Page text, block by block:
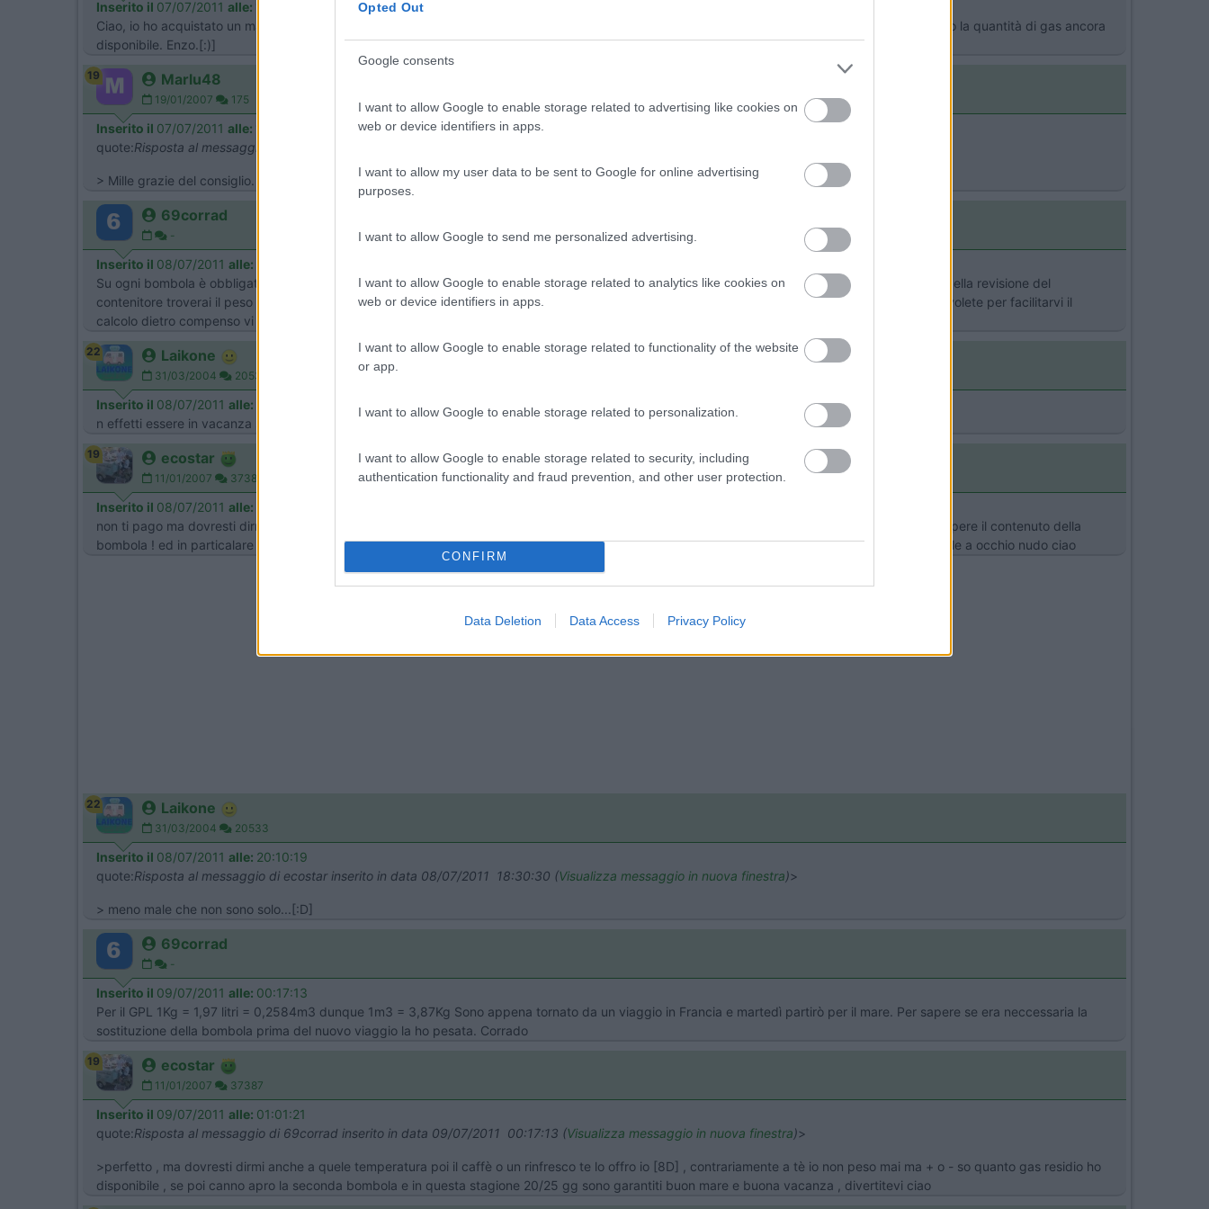
Opted Out
Google consents
I want to allow Google to enable storage related to advertising like cookies on
web or device identifiers in apps.
I want to allow my user data to be sent to Google for online advertising
purposes.
I want to allow Google to send me personalized advertising.
I want to allow Google to enable storage related to analytics like cookies on
web or device identifiers in apps.
I want to allow Google to enable storage related to functionality of the website
or app.
I want to allow Google to enable storage related to personalization.
I want to allow Google to enable storage related to security, including
authentication functionality and fraud prevention, and other user protection.
CONFIRM
Data Deletion Data Access Privacy Policy
Inserito il 07/07/2011 alle:
Ciao, io ho acquistato un manometro che si interpone la bombola ed il regolatore,con pochi euro ho risolto il problema ed ho sempre sotto controllo la quantità di gas ancora
disponibile. Enzo.[:)]
19 Marlu48
19/01/2007 175
Inserito il 07/07/2011 alle:
quote:Risposta al messaggio di alva.it inserito in data 06/07/2011 22:54:16 (
> Mille grazie del consiglio. Proverò se a me in altezza ci stà. Saluti luigi
69corrad
-
Inserito il 08/07/2011 alle:
Su ogni bombola è obbligatorio che venga riportato il peso del solo contenitore. Se guardi nella targhetta in plastica dove viene riportata la data della revisione del
contenitore troverai il peso della bombola. Il metodo di pesare la bombola per conoscerne il contenuto di gas presente è l'unico che funziona. Se volete per facilitarvi il
calcolo dietro compenso vi posso dire quanto pesa 1Kg di gas[8D] Corrado
22 Laikone
31/03/2004 20533
Inserito il 08/07/2011 alle:
n effetti essere in vacanza senza conoscere quanti milligrammi di gas manca dalla bombola è un grosso problema... specialmente in estate...
19 ecostar
11/01/2007 37387
Inserito il 08/07/2011 alle:
non ti pago ma dovresti dirmi quanto pesa un litro di gas in fase gassosa [:)] , se poi ci azzecchi mi paghi un caffè [8D] ma che cavolo vi serve sapere il contenuto della
bombola ! ed in particalare in questa stagione , passi per quella invernale ma con il freddo e gelo il livello della bombola quando in uso e ben visibile a occhio nudo ciao
22 Laikone
31/03/2004 20533
Inserito il 08/07/2011 alle: 20:10:19
quote:Risposta al messaggio di ecostar inserito in data 08/07/2011 18:30:30 (Visualizza messaggio in nuova finestra)>
> meno male che non sono solo...[:D]
69corrad
-
Inserito il 09/07/2011 alle: 00:17:13
Per il GPL 1Kg = 1,97 litri = 0,2584m3 dunque 1m3 = 3,87Kg Sono appena tornato da un viaggio in Francia e martedì partirò per il mare. Per sapere se era neccessaria la
sostituzione della bombola prima del nuovo viaggio la ho pesata. Corrado
19 ecostar
11/01/2007 37387
Inserito il 09/07/2011 alle: 01:01:21
quote:Risposta al messaggio di 69corrad inserito in data 09/07/2011 00:17:13 (Visualizza messaggio in nuova finestra)>
>perfetto , ma dovresti dirmi anche a quele temperatura poi il caffè o un rinfresco te lo offro io [8D] , contrariamente a tè io non peso mai ma + o - so quanto gas residio ho
disponibile , se poi canno apro la seconda bombola e in questa stagione 20/25 gg sono garantiti buon mare e buona vacanza , divertitevi ciao